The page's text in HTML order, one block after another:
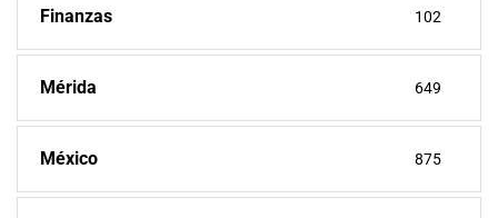
Finanzas 102
Mérida 649
México 875